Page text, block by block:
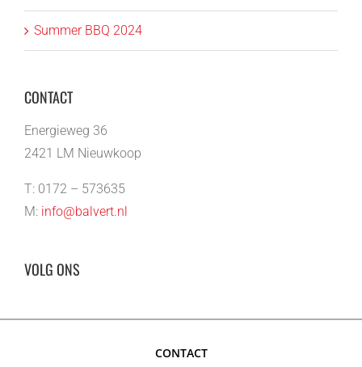
Summer BBQ 2024
CONTACT
Energieweg 36
2421 LM Nieuwkoop
T: 0172 – 573635
M: info@balvert.nl
VOLG ONS
CONTACT